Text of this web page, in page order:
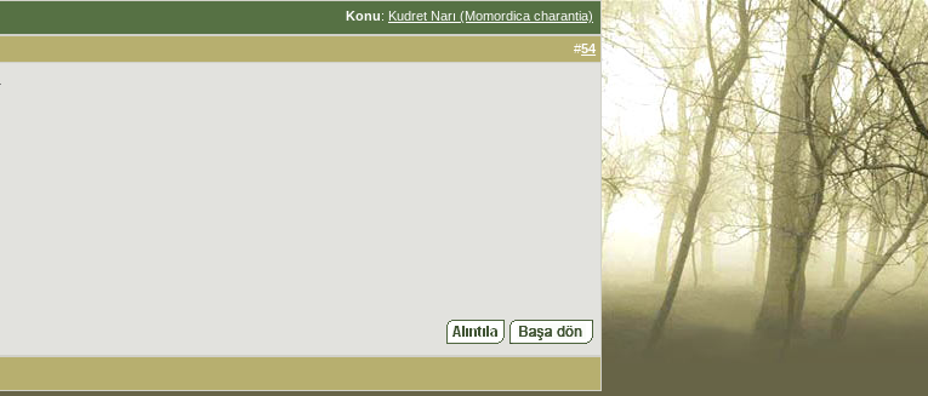
Konu: Kudret Narı (Momordica charantia)
#54